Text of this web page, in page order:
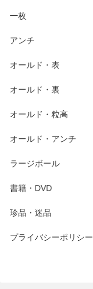
一枚
アンチ
オールド・表
オールド・裏
オールド・粒高
オールド・アンチ
ラージボール
書籍・DVD
珍品・迷品
プライバシーポリシー